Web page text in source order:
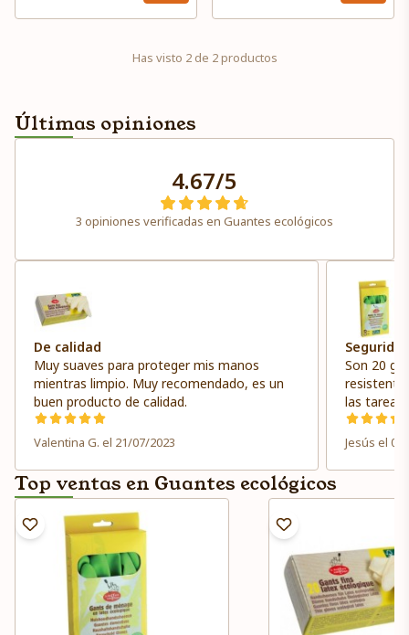
Has visto 2 de 2 productos
Últimas opiniones
4.67/5
3 opiniones verificadas en Guantes ecológicos
De calidad
Muy suaves para proteger mis manos
mientras limpio. Muy recomendado, es un
buen producto de calidad.
Valentina G. el 21/07/2023
Son 20
las tareas
evitar el
nocivas o
Jesús el
Top ventas en Guantes ecológicos